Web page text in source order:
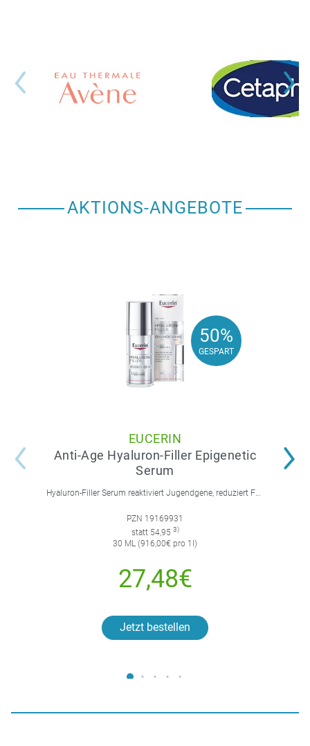
AKTIONS-ANGEBOTE
50%
GESPART
50%
GESPART
EUCERIN
Anti-Age Hyaluron-Filler Epigenetic
Serum
Hyaluron-Filler Serum reaktiviert Jugendgene, reduziert Falten und feine Linien, spendet intensive Feuchtigkeit und strafft die Gesichtskonturen.
PZN 19169931
statt 54,95 3)
30 ML (916,00€ pro 1l)
27,48€
Jetzt bestellen